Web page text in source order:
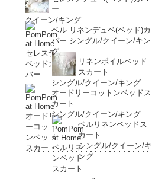
ー
クイーン/キング
ベル リネンデュベ(ベッド)カ
バー シングル/クイーン/キン
グ
リネンボイルベッド
スカート
シングル/クイーン/キング
オードリーコットンベッドス
カート
シングル/クイーン/キング
ベルリネンベッドス
カート
シングル/クイーン/キ
ング